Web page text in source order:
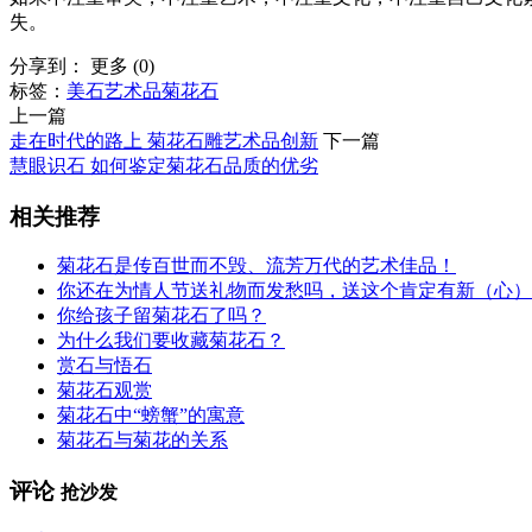
失。
分享到： 更多 (0)
标签： 美石艺术品菊花石
上一篇
走在时代的路上 菊花石雕艺术品创新 下一篇
慧眼识石 如何鉴定菊花石品质的优劣
相关推荐
菊花石是传百世而不毁、流芳万代的艺术佳品！
你还在为情人节送礼物而发愁吗，送这个肯定有新（心
你给孩子留菊花石了吗？
为什么我们要收藏菊花石？
赏石与悟石
菊花石观赏
菊花石中“螃蟹”的寓意
菊花石与菊花的关系
评论 抢沙发